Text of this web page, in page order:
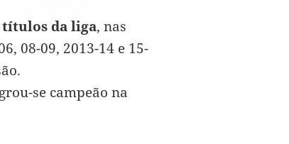
títulos da liga, nas
08-09, 2013-14 e 15-
se campeão na